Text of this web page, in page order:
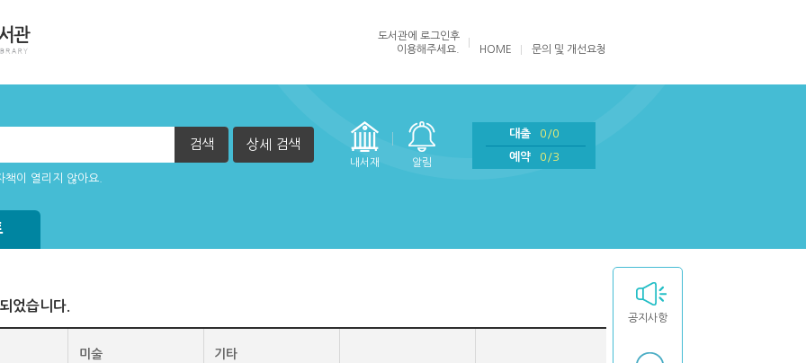
도서관에 로그인후
이용해주세요.
HOME 문의 및 개선요청
검색 상세 검색
내서재 알림
대출
0/0
예약
0/3
이 열리지 않아요.
공지사항
었습니다.
미술 기타